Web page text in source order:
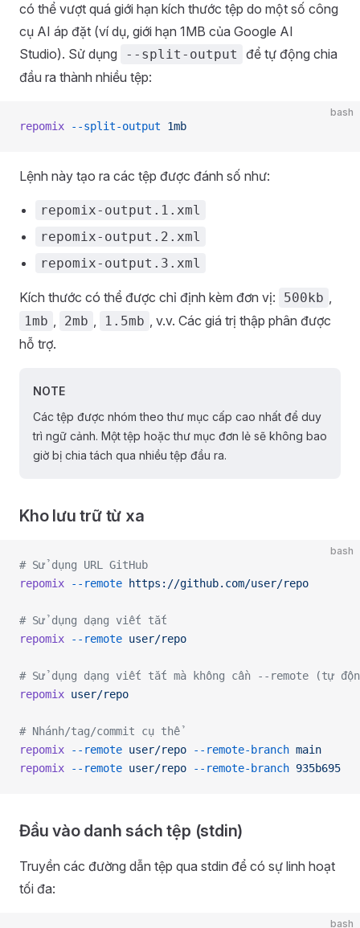
có thể vượt quá giới hạn kích thước tệp do một số công
cụ AI áp đặt (ví dụ, giới hạn 1MB của Google AI
Studio). Sử dụng
--split-output
để tự động chia
đầu ra thành nhiều tệp:
bash
repomix --split-output 1mb
Lệnh này tạo ra các tệp được đánh số như:
repomix-output.1.xml
repomix-output.2.xml
repomix-output.3.xml
Kích thước có thể được chỉ định kèm đơn vị: 500kb ,
1mb , 2mb , 1.5mb , v.v. Các giá trị thập phân được
hỗ trợ.
NOTE
Các tệp được nhóm theo thư mục cấp cao nhất để duy
trì ngữ cảnh. Một tệp hoặc thư mục đơn lẻ sẽ không bao
giờ bị chia tách qua nhiều tệp đầu ra.
Kho lưu trữ từ xa
bash
# Sử dụng URL GitHub
repomix --remote https://github.com/user/repo
# Sử dụng dạng viết tắt
repomix --remote user/repo
# Sử dụng dạng viết tắt mà không cần --remote (tự
repomix user/repo
# Nhánh/tag/commit cụ thể
repomix --remote user/repo --remote-branch main
repomix --remote user/repo --remote-branch 935b695
Đầu vào danh sách tệp (stdin)
Truyền các đường dẫn tệp qua stdin để có sự linh hoạt
tối đa:
bash